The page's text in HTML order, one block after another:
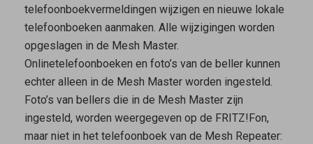
telefoonboekvermeldingen wijzigen en nieuwe lokale
telefoonboeken aanmaken. Alle wijzigingen worden
opgeslagen in de Mesh Master.
Onlinetelefoonboeken en foto’s van de beller kunnen
echter alleen in de Mesh Masterworden ingesteld.
Foto’s van bellers die in de Mesh Masterzijn
ingesteld, worden weergegeven op de FRITZ!Fon,
maar niet in het telefoonboek van de Mesh Repeater: